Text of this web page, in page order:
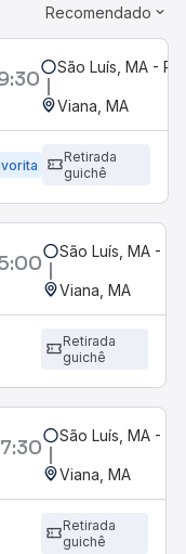
Recomendado
São Luís, MA -
Viana, MA
Retirada
guichê
São Luís, MA -
Viana, MA
Retirada
guichê
São Luís, MA -
Viana, MA
Retirada
guichê